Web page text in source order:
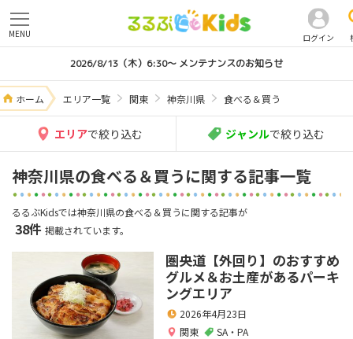
ログイン
MENU
2026/8/13（木）6:30～ メンテナンスのお知らせ
ホーム エリア一覧 関東 神奈川県 食べる＆買う
エリアで絞り込む ジャンルで絞り込む
神奈川県の食べる＆買うに関する記事一覧
るるぶKidsでは神奈川県の食べる＆買うに関する記事が
38件 掲載されています。
圏央道【外回り】のおすすめ
グルメ＆お土産があるパーキ
ングエリア
2026年4月23日
関東
SA・PA